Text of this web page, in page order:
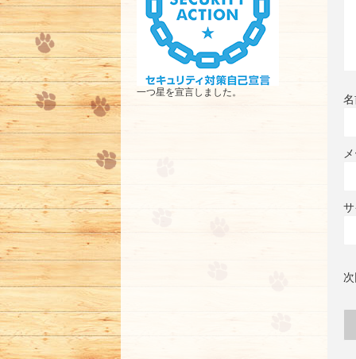
一つ星を宣言しました。